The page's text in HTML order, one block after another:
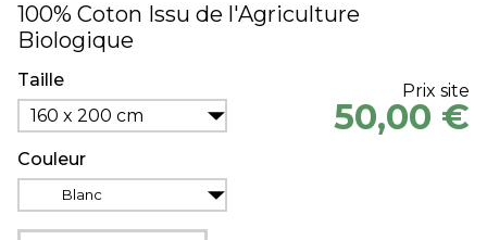
100% Coton Issu de l'Agriculture
Biologique
Taille
160 x 200 cm
Couleur
Blanc
Prix site
50,00 €